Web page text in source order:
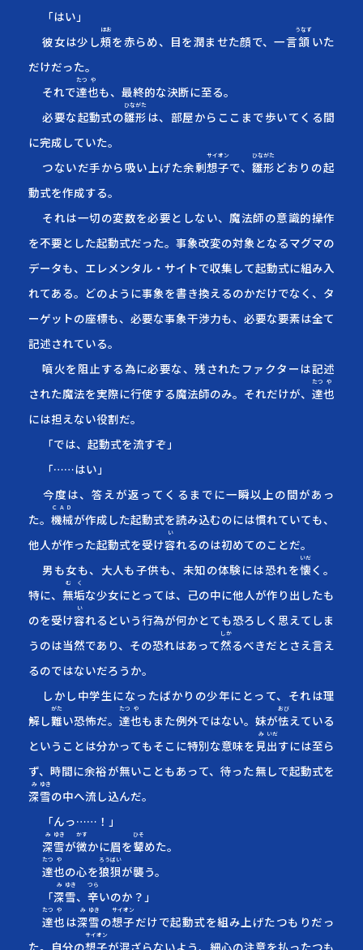
「はい」
彼女は少し頰
ほお
を赤らめ、目を潤ませた顔で、一言頷
うなず
いた
だけだった。
それで達
たつ
也
や
も、最終的な決断に至る。
必要な起動式の雛
ひな
形
がた
は、部屋からここまで歩いてくる間
に完成していた。
つないだ手から吸い上げた余剰想子
サイオン
で、 雛
ひな
形
がた
どおりの起
動式を作成する。
それは一切の変数を必要としない、魔法師の意識的操作
を不要とした起動式だった。事象改変の対象となるマグマの
データも、エレメンタル・サイトで収集して起動式に組み入
れてある。どのように事象を書き換えるのかだけでなく、タ
ーゲットの座標も、必要な事象干渉力も、必要な要素は全て
記述されている。
噴火を阻止する為に必要な、残されたファクターは記述
された魔法を実際に行使する魔法師のみ。それだけが、 達
たつ
也
や
には担えない役割だ。
「では、起動式を流すぞ」
「……はい」
今度は、答えが返ってくるまでに一瞬以上の間があっ
た。 機械
ＣＡＤ
が作成した起動式を読み込むのには慣れていても、
他人が作った起動式を受け容
い
れるのは初めてのことだ。
男も女も、大人も子供も、未知の体験には恐れを懐
いだ
く 。
特に、 無
む
垢
く
な少女にとっては、己の中に他人が作り出したも
のを受け容
い
れる という行為が何かとても恐ろしく思えてしま
うのは当然であり、その恐れはあって然
しか
るべきだとさえ言え
るのではないだろうか。
しかし中学生になったばかりの少年にとって、それは理
解し難
がた
い恐怖だ。 達
たつ
也
や
もまた例外ではない。妹が怯
おび
えている
ということは分かってもそこに特別な意味を見
み
出
いだ
すには至ら
ず、時間に余裕が無いこともあって、待った無しで起動式を
深
み
雪
ゆき
の中へ流し込んだ。
「んっ……！」
深
み
雪
ゆき
が微
かす
かに眉を顰
ひそ
めた。
達
たつ
也
や
の心を狼
ろう
狽
ばい
が襲う。
「深
み
雪
ゆき
、 辛
つら
いのか？」
達
たつ
也
や
は深
み
雪
ゆき
の想子
サイオン
だけで起動式を組み上げたつもりだっ
た。自分の想子
サイオン
が混ざらないよう、細心の注意を払ったつも